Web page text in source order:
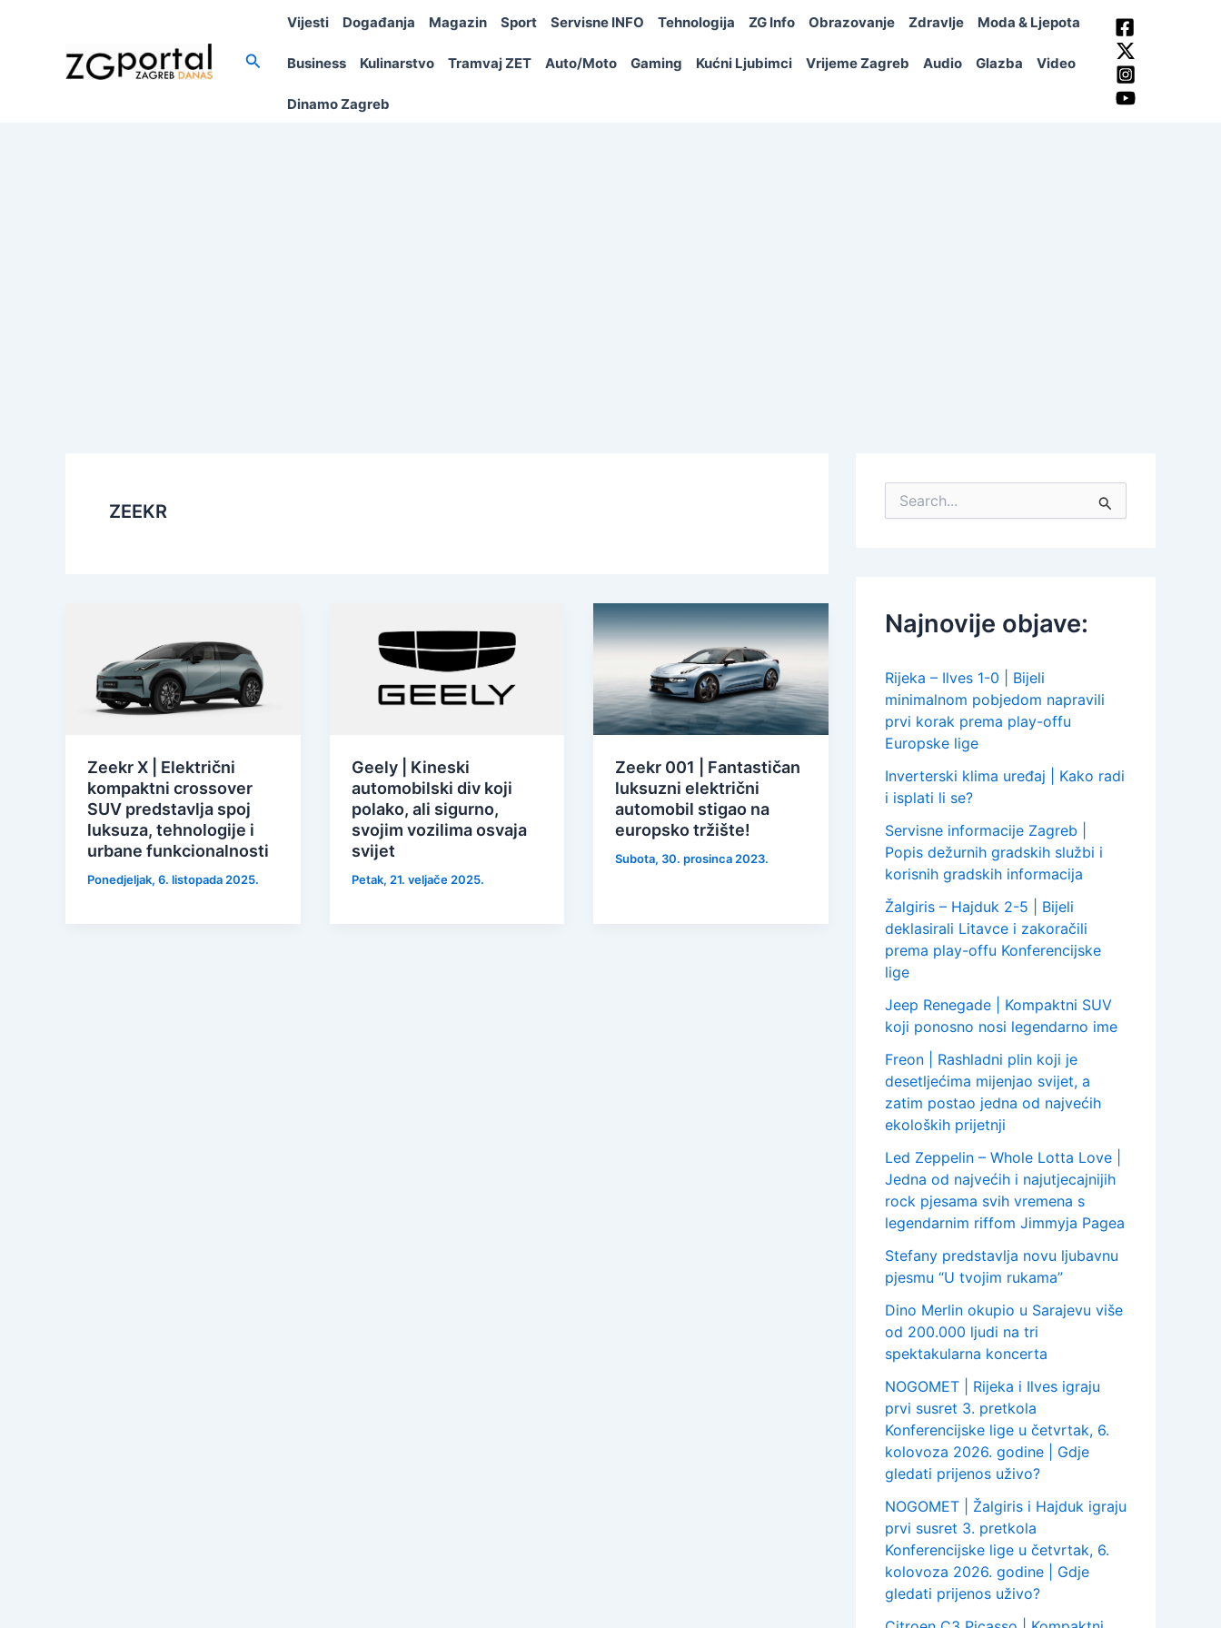
Search
Vijesti Događanja Magazin Sport Servisne INFO Tehnologija ZG Info Obrazovanje Zdravlje Moda & Ljepota
Business Kulinarstvo Tramvaj ZET Auto/Moto Gaming Kućni Ljubimci Vrijeme Zagreb Audio Glazba Video
Dinamo Zagreb
ZEEKR
Zeekr X | Električni
kompaktni crossover
SUV predstavlja spoj
luksuza, tehnologije i
urbane funkcionalnosti
Ponedjeljak, 6. listopada 2025.
Geely | Kineski
automobilski div koji
polako, ali sigurno,
svojim vozilima osvaja
svijet
Petak, 21. veljače 2025.
Zeekr 001 | Fantastičan
luksuzni električni
automobil stigao na
europsko tržište!
Subota, 30. prosinca 2023.
o
rNajnovije objave:
Rijeka – Ilves 1-0 | Bijeli
minimalnom pobjedom napravili
prvi korak prema play-offu
Europske lige
Inverterski klima uređaj | Kako radi
i isplati li se?
Servisne informacije Zagreb |
Popis dežurnih gradskih službi i
korisnih gradskih informacija
Žalgiris – Hajduk 2-5 | Bijeli
deklasirali Litavce i zakoračili
prema play-offu Konferencijske
lige
Jeep Renegade | Kompaktni SUV
koji ponosno nosi legendarno ime
Freon | Rashladni plin koji je
desetljećima mijenjao svijet, a
zatim postao jedna od najvećih
ekoloških prijetnji
Led Zeppelin – Whole Lotta Love |
Jedna od najvećih i najutjecajnijih
rock pjesama svih vremena s
legendarnim riffom Jimmyja Pagea
Stefany predstavlja novu ljubavnu
pjesmu “U tvojim rukama”
Dino Merlin okupio u Sarajevu više
od 200.000 ljudi na tri
spektakularna koncerta
NOGOMET | Rijeka i Ilves igraju
prvi susret 3. pretkola
Konferencijske lige u četvrtak, 6.
kolovoza 2026. godine | Gdje
gledati prijenos uživo?
NOGOMET | Žalgiris i Hajduk igraju
prvi susret 3. pretkola
Konferencijske lige u četvrtak, 6.
kolovoza 2026. godine | Gdje
gledati prijenos uživo?